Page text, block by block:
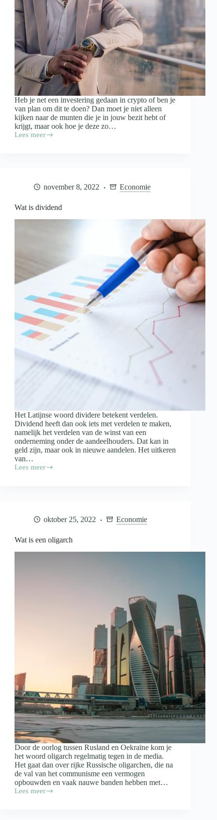
Heb je net een investering gedaan in crypto of ben je
van plan om dit te doen? Dan moet je niet alleen
kijken naar de munten die je in jouw bezit hebt of
krijgt, maar ook hoe je deze zo…
Lees meer
Een
toepassen november 8, 2022 Economie
Wat is dividend
Het Latijnse woord dividere betekent verdelen.
Dividend heeft dan ook iets met verdelen te maken,
namelijk het verdelen van de winst van een
onderneming onder de aandeelhouders. Dat kan in
geld zijn, maar ook in nieuwe aandelen. Het uitkeren
van…
Lees meer
Wat
oktober 25, 2022 Economie
Wat is een oligarch
Door de oorlog tussen Rusland en Oekraïne kom je
het woord oligarch regelmatig tegen in de media.
Het gaat dan over rijke Russische oligarchen, die na
de val van het communisme een vermogen
opbouwden en vaak nauwe banden hebben met…
Lees meer
Wat